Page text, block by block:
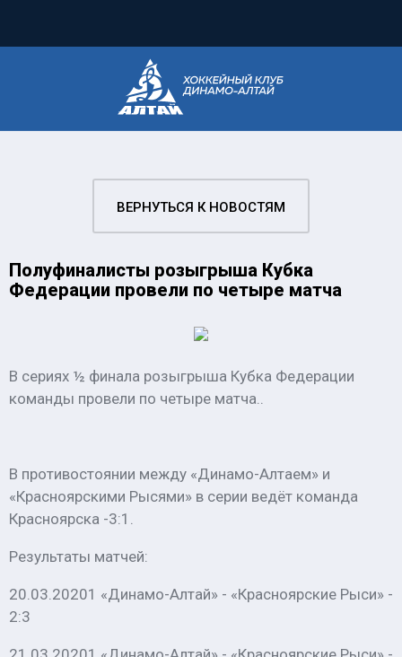
ВЕРНУТЬСЯ К НОВОСТЯМ
Полуфиналисты розыгрыша Кубка
Федерации провели по четыре матча
В сериях ½ финала розыгрыша Кубка Федерации
команды провели по четыре матча..
В противостоянии между «Динамо-Алтаем» и
«Красноярскими Рысями» в серии ведёт команда
Красноярска -3:1.
Результаты матчей:
20.03.20201 «Динамо-Алтай» - «Красноярские Рыси» -
2:3